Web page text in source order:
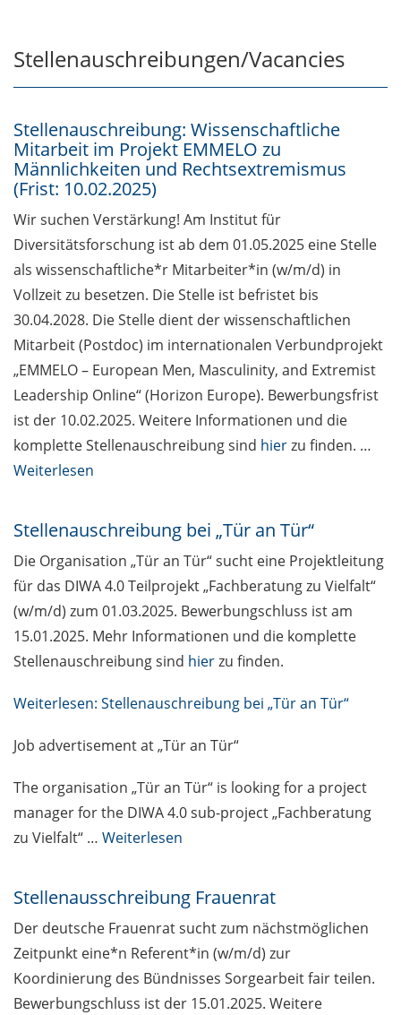
Stellenauschreibungen/Vacancies
Stellenauschreibung: Wissenschaftliche
Mitarbeit im Projekt EMMELO zu
Männlichkeiten und Rechtsextremismus
(Frist: 10.02.2025)
Wir suchen Verstärkung! Am Institut für
Diversitätsforschung ist ab dem 01.05.2025 eine Stelle
als wissenschaftliche*r Mitarbeiter*in (w/m/d) in
Vollzeit zu besetzen. Die Stelle ist befristet bis
30.04.2028. Die Stelle dient der wissenschaftlichen
Mitarbeit (Postdoc) im internationalen Verbundprojekt
„EMMELO – European Men, Masculinity, and Extremist
Leadership Online“ (Horizon Europe). Bewerbungsfrist
ist der 10.02.2025. Weitere Informationen und die
komplette Stellenauschreibung sind hierzu finden. …
Weiterlesen
Stellenauschreibung bei „Tür an Tür“
Die Organisation „Tür an Tür“ sucht eine Projektleitung
für das DIWA 4.0 Teilprojekt „Fachberatung zu Vielfalt“
(w/m/d) zum 01.03.2025. Bewerbungschluss ist am
15.01.2025. Mehr Informationen und die komplette
Stellenauschreibung sind hierzu finden.
Weiterlesen: Stellenauschreibung bei „Tür an Tür“
Job advertisement at „Tür an Tür“
The organisation „Tür an Tür“ is looking for a project
manager for the DIWA 4.0 sub-project „Fachberatung
zu Vielfalt“ … Weiterlesen
Stellenausschreibung Frauenrat
Der deutsche Frauenrat sucht zum nächstmöglichen
Zeitpunkt eine*n Referent*in (w/m/d) zur
Koordinierung des Bündnisses Sorgearbeit fair teilen.
Bewerbungschluss ist der 15.01.2025. Weitere